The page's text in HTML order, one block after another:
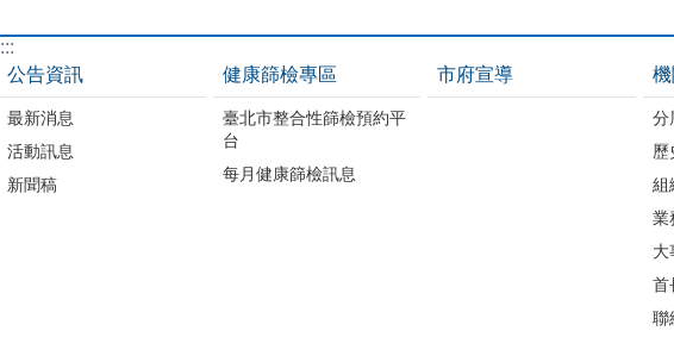
:::
公告資訊
最新消息
活動訊息
新聞稿
健康篩檢專區
臺北市整合性篩檢預約平
台
每月健康篩檢訊息
市府宣導
分
歷
組
業
大
首
聯